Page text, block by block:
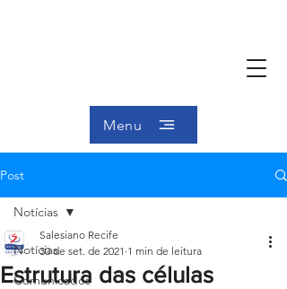
Menu
Post
Notícias
Comunicados
Notícias
Estrutura das células
Salesiano Recife
30 de set. de 2021 1 min de leitura